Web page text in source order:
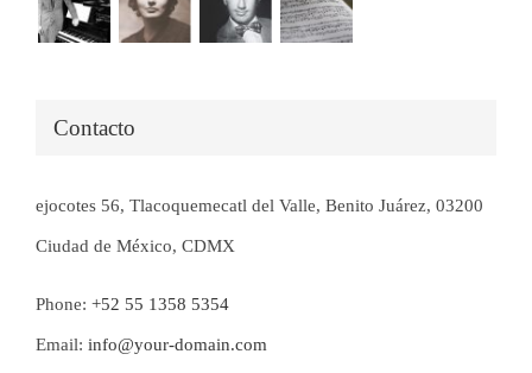
Contacto
ejocotes 56, Tlacoquemecatl del Valle, Benito Juárez, 03200
Ciudad de México, CDMX
Phone: +52 55 1358 5354
Email: info@your-domain.com